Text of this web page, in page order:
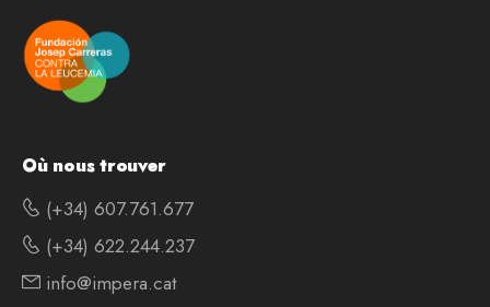
Où nous trouver
(+34) 607.761.677
(+34) 622.244.237
info@impera.cat